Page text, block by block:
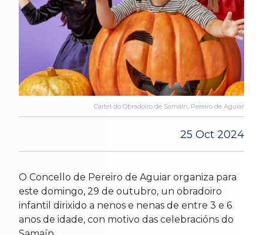
Cartel do Obradoiro de Samaín, Pereiro de Aguiar
25 Oct 2024
O Concello de Pereiro de Aguiar organiza para
este domingo, 29 de outubro, un obradoiro
infantil dirixido a nenos e nenas de entre 3 e 6
anos de idade, con motivo das celebracións do